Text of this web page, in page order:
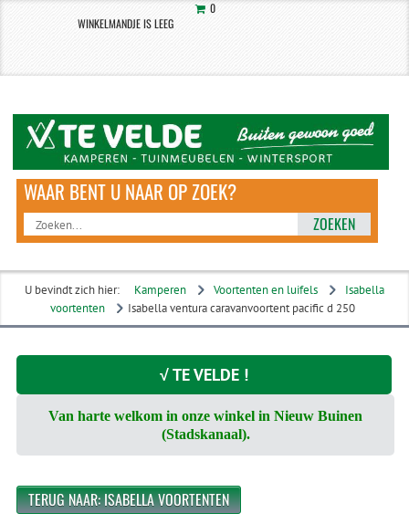
0
WINKELMANDJE IS LEEG
ZOEKEN
U bevindt zich hier: Kamperen Voortenten en luifels
Isabella
voortenten
Isabella ventura caravanvoortent pacific d 250
√ TE VELDE !
Van harte welkom in onze winkel in Nieuw Buinen
(Stadskanaal).
TERUG NAAR: ISABELLA VOORTENTEN